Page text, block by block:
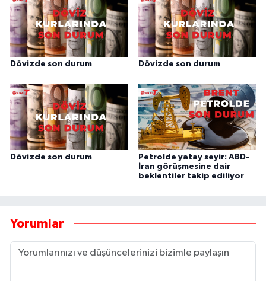
Dövizde son durum Dövizde son durum
Dövizde son durum
Petrolde yatay seyir: ABD-
İran görüşmesine dair
beklentiler takip ediliyor
Yorumlar